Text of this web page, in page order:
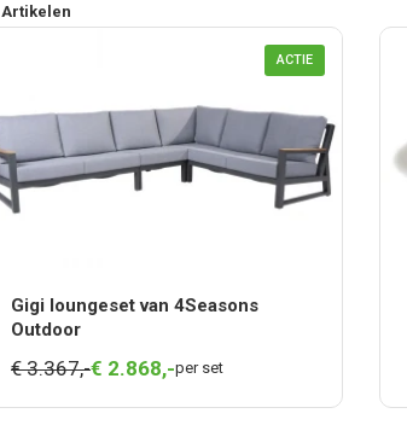
Artikelen
ACTIE
Gigi loungeset van 4Seasons
Outdoor
€ 3.367,-€ 2.868,-per set